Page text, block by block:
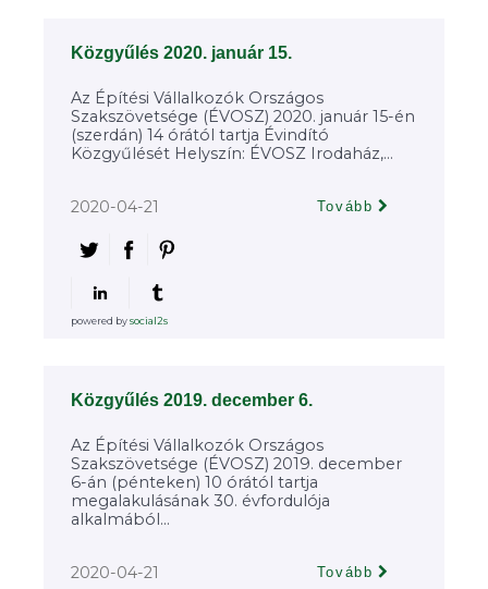
Közgyűlés 2020. január 15.
Az Építési Vállalkozók Országos
Szakszövetsége (ÉVOSZ) 2020. január 15-én
(szerdán) 14 órától tartja Évindító
Közgyűlését Helyszín: ÉVOSZ Irodaház,...
2020-04-21 Tovább
powered bysocial2s
Közgyűlés 2019. december 6.
Az Építési Vállalkozók Országos
Szakszövetsége (ÉVOSZ) 2019. december
6-án (pénteken) 10 órától tartja
megalakulásának 30. évfordulója
alkalmából...
2020-04-21 Tovább